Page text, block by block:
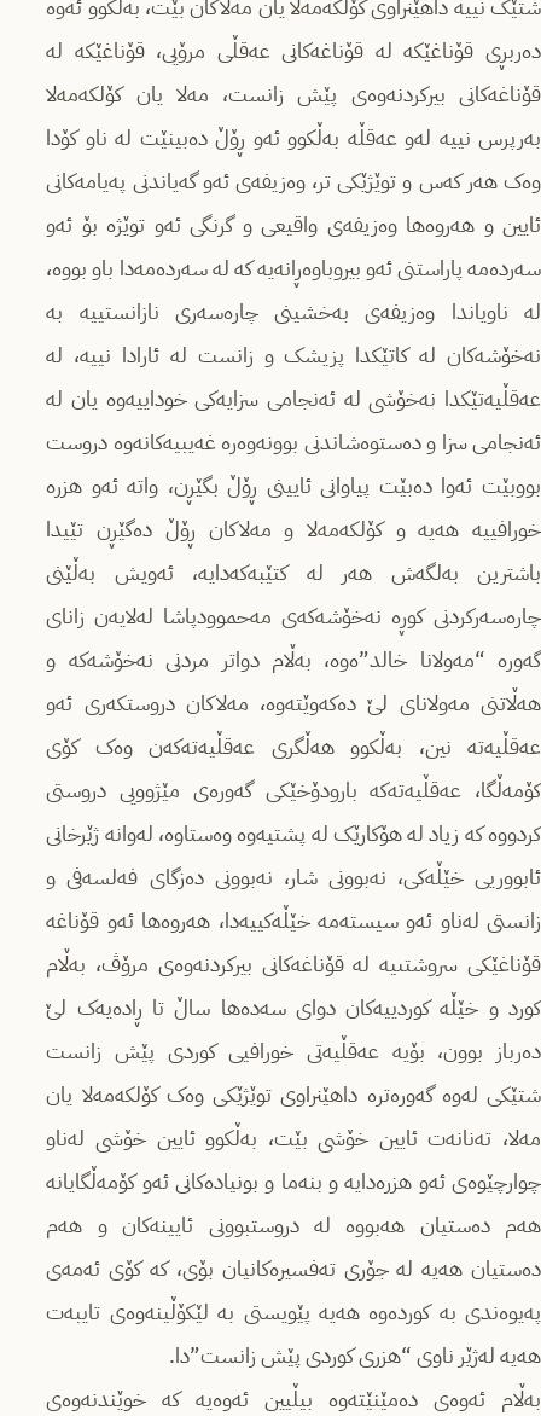
شتێک نییە داهێنراوى کۆلکەمەلا یان مەلاکان بێت، بەڵکوو ئەوە
دەربڕى قۆناغێکە لە قۆناغەکانى عەقڵی مرۆیی، قۆناغێکە لە
قۆناغەکانى بیرکردنەوەى پێش زانست، مەلا یان کۆلکەمەلا
بەرپرس نییە لەو عەقڵە بەڵکوو ئەو ڕۆڵ دەبینێت لە ناو کۆدا
وەک هەر کەس و توێژێکى تر، وەزیفەى ئەو گەیاندنى پەیامەکانى
ئایین و هەروەها وەزیفەى واقیعی و گرنگى ئەو توێژە بۆ ئەو
سەردەمە پاراستنى ئەو بیروباوەڕانەیە کە لە سەردەمەدا باو بووە،
لە ناویاندا وەزیفەى بەخشینى چارەسەرى نازانستییە بە
نەخۆشەکان لە کاتێکدا پزیشک و زانست لە ئارادا نییە، لە
عەقڵیەتێکدا نەخۆشى لە ئەنجامى سزایەکى خوداییەوە یان لە
ئەنجامى سزا و دەستوەشاندنى بوونەوەرە غەیبیەکانەوە دروست
بووبێت ئەوا دەبێت پیاوانى ئایینى ڕۆڵ بگێڕن، واتە ئەو هزرە
خورافییە هەیە و کۆلکەمەلا و مەلاکان ڕۆڵ دەگێڕن تێیدا
باشترین بەلگەش هەر لە کتێبەکەدایە، ئەویش بەڵێنى
چارەسەرکردنى کوڕە نەخۆشەکەى مەحموودپاشا لەلایەن زاناى
گەورە “مەولانا خالد”ەوە، بەڵام دواتر مردنى نەخۆشەکە و
هەڵاتنى مەولاناى لێ دەکەوێتەوە، مەلاکان دروستکەرى ئەو
عەقڵیەتە نین، بەڵکوو هەڵگرى عەقڵیەتەکەن وەک کۆى
کۆمەڵگا، عەقڵیەتەکە بارودۆخێکى گەورەى مێژوویی دروستى
کردووە کە زیاد لە هۆکارێک لە پشتیەوە وەستاوە، لەوانە ژێرخانى
ئابووریى خێڵەکى، نەبوونى شار، نەبوونى دەزگاى فەلسەفى و
زانستى لەناو ئەو سیستەمە خێڵەکییەدا، هەروەها ئەو قۆناغە
قۆناغێکى سروشتىیە لە قۆناغەکانى بیرکردنەوەى مرۆڤ، بەڵام
کورد و خێڵە کوردییەکان دواى سەدەها ساڵ تا ڕادەیەک لێ
دەرباز بوون، بۆیە عەقڵیەتى خورافیى کوردى پێش زانست
شتێکى لەوە گەورەترە داهێنراوى توێژێکى وەک کۆلکەمەلا یان
مەلا، تەنانەت ئایین خۆشى بێت، بەڵکوو ئایین خۆشى لەناو
چوارچێوەى ئەو هزرەدایە و بنەما و بونیادەکانى ئەو کۆمەڵگایانە
هەم دەستیان هەبووە لە دروستبوونى ئایینەکان و هەم
دەستیان هەیە لە جۆرى تەفسیرەکانیان بۆى، کە کۆى ئەمەى
پەیوەندى بە کوردەوە هەیە پێویستى بە لێکۆڵینەوەى تایبەت
هەیە لەژێر ناوى “هزرى کوردى پێش زانست”دا.
بەڵام ئەوەى دەمێنێتەوە بیڵیین ئەوەیە کە خوێندنەوەى